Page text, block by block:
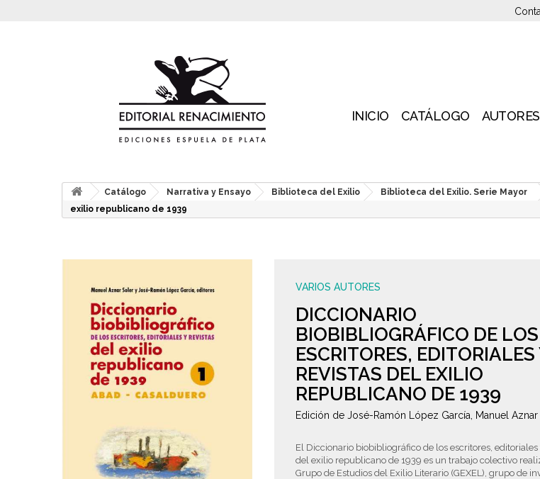
INICIO CATÁLOGO AUTORES
Catálogo Narrativa y Ensayo Biblioteca del Exilio Biblioteca del Exilio. Serie Mayor
exilio republicano de 1939
VARIOS AUTORES
DICCIONARIO
BIOBIBLIOGRÁFICO DE LOS
ESCRITORES, EDITORIALES
REVISTAS DEL EXILIO
REPUBLICANO DE 1939
Edición de José-Ramón López García, Manuel Aznar
El Diccionario biobibliográfico de los escritores, editoriales
del exilio republicano de 1939 es un trabajo colectivo
Grupo de Estudios del Exilio Literario (GEXEL), grupo de